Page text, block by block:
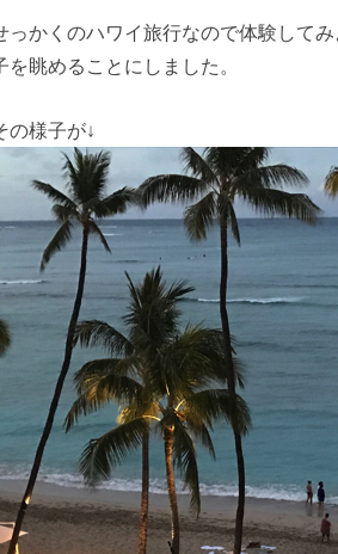
っかくのハワイ旅行なので体験して
を眺めることにしました。
の様子が↓